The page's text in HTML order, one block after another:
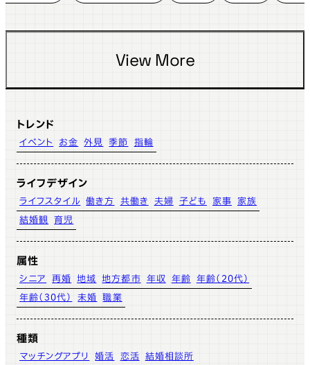
View More
トレンド
イベント お金 外見 季節 指輪
ライフデザイン
ライフスタイル 働き方 共働き 夫婦 子ども 家事 家族
結婚観 育児
属性
シニア 再婚 地域 地方都市 年収 年齢 年齢（20代）
年齢（30代） 未婚 職業
種類
マッチングアプリ 婚活 恋活 結婚相談所